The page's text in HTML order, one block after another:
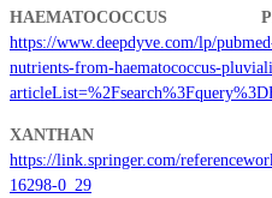
HAEMATOCOCCUS
https://www.deepdyve.com/lp/
nutrients-from-haematococcus-
https://link.springer.com/
16298-0_29